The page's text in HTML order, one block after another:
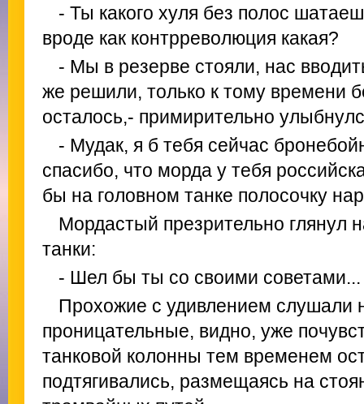
- Ты какого хуля без полос
вроде как контрреволюция какая?
- Мы в резерве стояли, нас
же решили, только к тому времени
осталось,- примирительно
- Мудак, я б тебя сейчас
спасибо, что морда у тебя
бы на головном танке полосочку
Мордастый презрительно глянул
танки:
- Шел бы ты со своими советами...
Прохожие с удивлением слушали
проницательные, видно, уже
танковой колонны тем временем
подтягивались, размещаясь на